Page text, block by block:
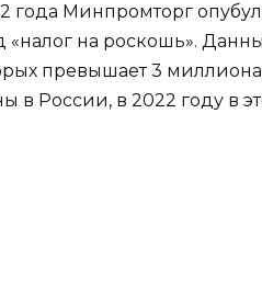
года Минпромторг
на роскошь».
превышает 3
России, в 2022 году в